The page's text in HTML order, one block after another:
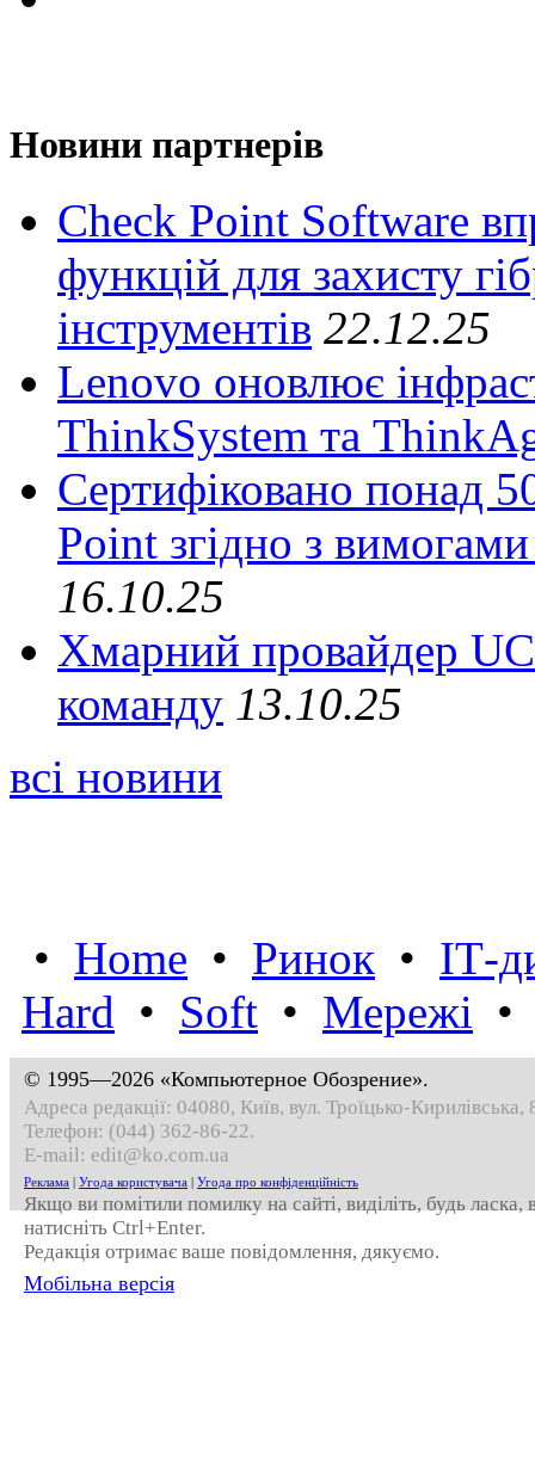
Новини партнерів
Check Point Software
функцій для захисту
інструментів 22.12.25
Lenovo оновлює
ThinkSystem та
Сертифіковано понад
Point згідно з вимогами
16.10.25
Хмарний провайдер
команду 13.10.25
всі новини
• Home • Ринок • IТ-
Hard • Soft • Мережі
© 1995—2026 «Компьютерное Обозрение».
Адреса редакції: 04080, Київ, вул. Троїцько-Кирилівська,
Телефон: (044) 362-86-22.
E-mail: edit@ko.com.ua
Реклама | Угода користувача | Угода про конфіденційність
Якщо ви помітили помилку на сайті, виділіть, будь
натисніть Ctrl+Enter.
Редакція отримає ваше повідомлення, дякуємо.
Мобільна версія